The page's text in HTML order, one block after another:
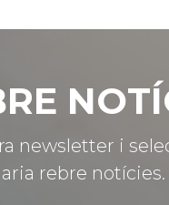
newsletter i
rebre notícies.